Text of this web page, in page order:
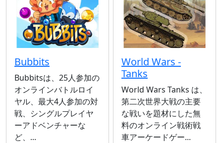
Bubbits
Bubbitsは、25人参加の
オンラインバトルロイ
ヤル、最大4人参加の対
戦、シングルプレイヤ
ーアドベンチャーな
ど、...
World Wars -
Tanks
World Wars Tanks は、
第二次世界大戦の主要
な戦いを題材にした無
料のオンライン戦術戦
車アーケードゲー...